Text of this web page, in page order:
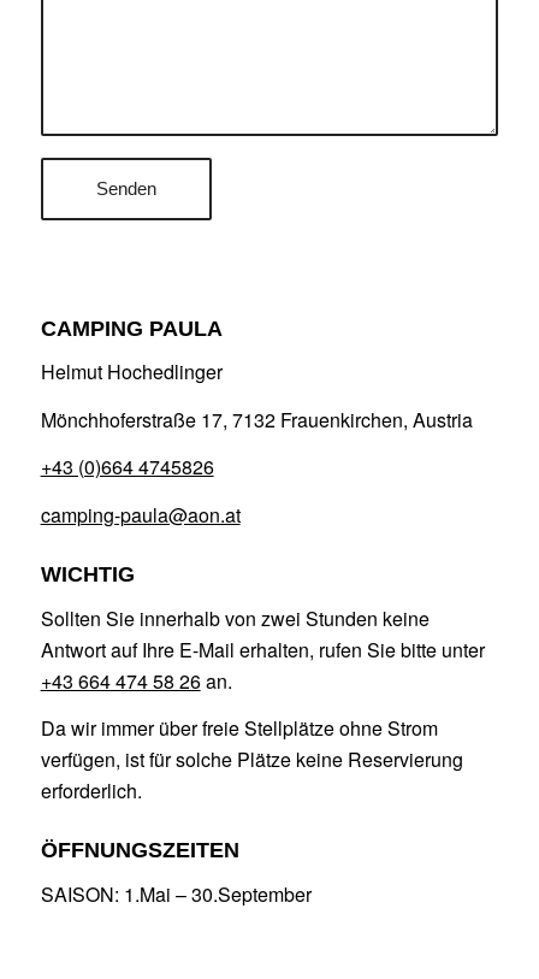
CAMPING PAULA
Helmut Hochedlinger
Mönchhoferstraße 17, 7132 Frauenkirchen, Austria
+43 (0)664 4745826
camping-paula@aon.at
WICHTIG
Sollten Sie innerhalb von zwei Stunden keine
Antwort auf Ihre E-Mail erhalten, rufen Sie bitte unter
+43 664 474 58 26an.
Da wir immer über freie Stellplätze ohne Strom
verfügen, ist für solche Plätze keine Reservierung
erforderlich.
ÖFFNUNGSZEITEN
SAISON: 1.Mai – 30.September